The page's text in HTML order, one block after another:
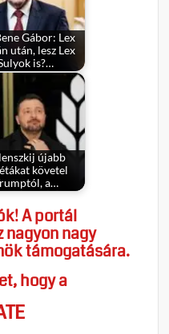
Gábor: Lex
után, lesz Lex
is?…
újabb
követel
a…
A portál
nagy
támogatására.
hogy a